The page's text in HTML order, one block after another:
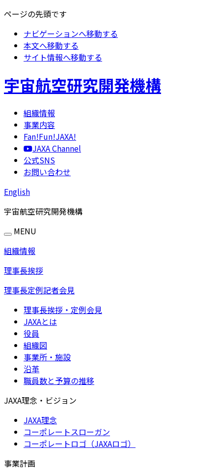
ページの先頭です
ナビゲーションへ移動する
本文へ移動する
サイト情報へ移動する
宇宙航空研究開発機構
組織情報
事業内容
Fan!Fun!JAXA!
JAXA Channel
公式SNS
お問い合わせ
English
宇宙航空研究開発機構
MENU
組織情報
理事長挨拶
理事長定例記者会見
理事長挨拶・定例会見
JAXAとは
役員
組織図
事業所・施設
沿革
職員数と予算の推移
JAXA理念・ビジョン
JAXA理念
コーポレートスローガン
コーポレートロゴ（JAXAロゴ）
事業計画